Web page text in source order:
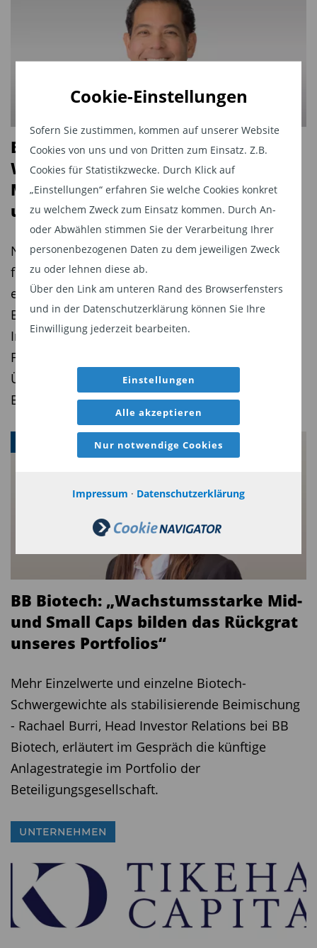
Cookie-Einstellungen
Sofern Sie zustimmen, kommen auf unserer Website
Cookies von uns und von Dritten zum Einsatz. Z.B.
Cookies für Statistikzwecke. Durch Klick auf
„Einstellungen“ erfahren Sie welche Cookies konkret
zu welchem Zweck zum Einsatz kommen. Durch An-
oder Abwählen stimmen Sie der Verarbeitung Ihrer
personenbezogenen Daten zu dem jeweiligen Zweck
zu oder lehnen diese ab.
Über den Link am unteren Rand des Browserfensters
und in der Datenschutzerklärung können Sie Ihre
Einwilligung jederzeit bearbeiten.
Einstellungen
Alle akzeptieren
Nur notwendige Cookies
Impressum · Datenschutzerklärung
Biotech vor neuer
Wachstumsphase: „Viele Small- und
Mid-Caps sind noch immer
unterbewertet“
Nach schwierigen Jahren hellt sich das Umfeld
für Biotech-Investments wieder auf. Im Interview
erklärt Evan McCulloch, Manager des Franklin
Biotechnology Discovery Fund, warum
Innovationen bei Krebs- und Gentherapien,
Fortschritte durch KI und eine neue
Übernahmewelle großer Pharmakonzerne der
Branche Rückenwind geben könnten.
BB Biotech: „Wachstumsstarke Mid-
und Small Caps bilden das Rückgrat
unseres Portfolios“
Mehr Einzelwerte und einzelne Biotech-
Schwergewichte als stabilisierende Beimischung
- Rachael Burri, Head Investor Relations bei BB
Biotech, erläutert im Gespräch die künftige
Anlagestrategie im Portfolio der
Beteiligungsgesellschaft.
UNTERNEHMEN